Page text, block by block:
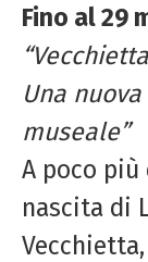
Fino al 29
Una
museale”
A poco
nascita di